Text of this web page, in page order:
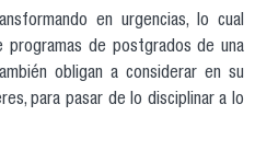
en urgencias, lo cual
programas de postgrados de una
obligan a considerar en su
para pasar de lo disciplinar a lo